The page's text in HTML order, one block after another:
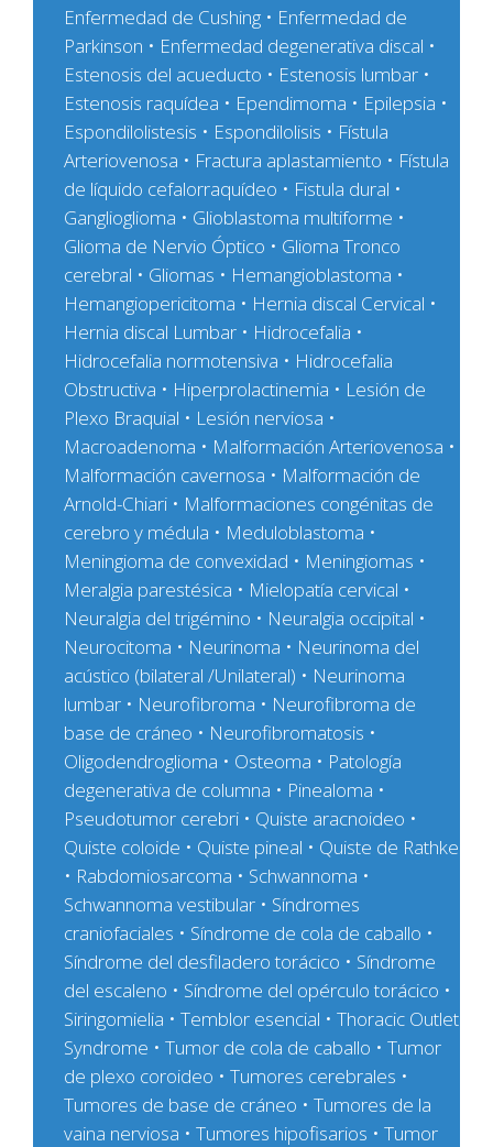
Enfermedad de Cushing • Enfermedad de
Parkinson • Enfermedad degenerativa discal •
Estenosis del acueducto • Estenosis lumbar •
Estenosis raquídea • Ependimoma • Epilepsia •
Espondilolistesis • Espondilolisis • Fístula
Arteriovenosa • Fractura aplastamiento • Fístula
de líquido cefalorraquídeo • Fistula dural •
Ganglioglioma • Glioblastoma multiforme •
Glioma de Nervio Óptico • Glioma Tronco
cerebral • Gliomas • Hemangioblastoma •
Hemangiopericitoma • Hernia discal Cervical •
Hernia discal Lumbar • Hidrocefalia •
Hidrocefalia normotensiva • Hidrocefalia
Obstructiva • Hiperprolactinemia • Lesión de
Plexo Braquial • Lesión nerviosa •
Macroadenoma • Malformación Arteriovenosa •
Malformación cavernosa • Malformación de
Arnold-Chiari • Malformaciones congénitas de
cerebro y médula • Meduloblastoma •
Meningioma de convexidad • Meningiomas •
Meralgia parestésica • Mielopatía cervical •
Neuralgia del trigémino • Neuralgia occipital •
Neurocitoma • Neurinoma • Neurinoma del
acústico (bilateral /Unilateral) • Neurinoma
lumbar • Neurofibroma • Neurofibroma de
base de cráneo • Neurofibromatosis •
Oligodendroglioma • Osteoma • Patología
degenerativa de columna • Pinealoma •
Pseudotumor cerebri • Quiste aracnoideo •
Quiste coloide • Quiste pineal • Quiste de Rathke
• Rabdomiosarcoma • Schwannoma •
Schwannoma vestibular • Síndromes
craniofaciales • Síndrome de cola de caballo •
Síndrome del desfiladero torácico • Síndrome
del escaleno • Síndrome del opérculo torácico •
Siringomielia • Temblor esencial • Thoracic Outlet
Syndrome • Tumor de cola de caballo • Tumor
de plexo coroideo • Tumores cerebrales •
Tumores de base de cráneo • Tumores de la
vaina nerviosa • Tumores hipofisarios • Tumor